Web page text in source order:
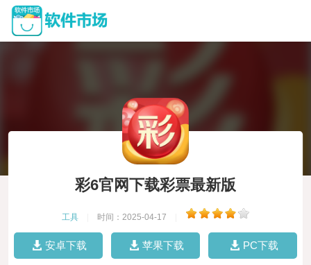
彩6官网下载彩票最新版
工具 时间：2025-04-17
安卓下载 苹果下载 PC下载